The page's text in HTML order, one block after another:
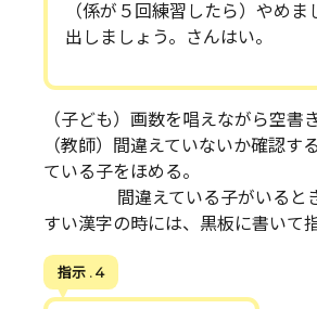
（係が５回練習したら）やめま
出しましょう。さんはい。
（子ども）画数を唱えながら空書
（教師）間違えていないか確認す
ている子をほめる。
間違えている子がいるとき
すい漢字の時には、黒板に書いて
指示 . 4